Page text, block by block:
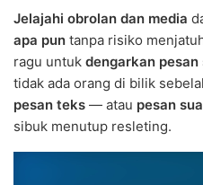
Jelajahi obrolan dan media
apa pun tanpa risiko
ragu untuk dengarkan pesan
tidak ada orang di bilik
pesan teks — atau pesan
sibuk menutup resleting.